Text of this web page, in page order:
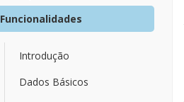
Funcionalidades
Introdução
Dados Básicos